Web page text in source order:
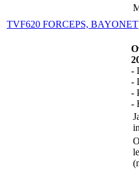
TVF620 FORCEPS, BAYONET
-
-
-
-